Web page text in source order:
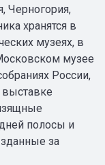
Черногория,
хранятся в
музеях, в
музее
России,
полосы и
за